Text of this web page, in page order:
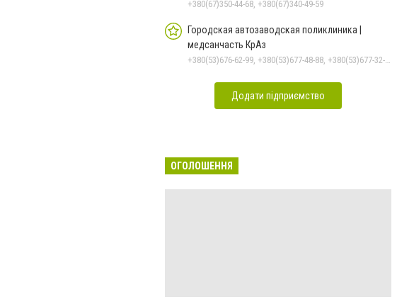
+380(67)350-44-68, +380(67)340-49-59
Городская автозаводская поликлиника |
медсанчасть КрАз
+380(53)676-62-99, +380(53)677-48-88, +380(53)677-32-74, +380536766187
Додати підприємство
ОГОЛОШЕННЯ